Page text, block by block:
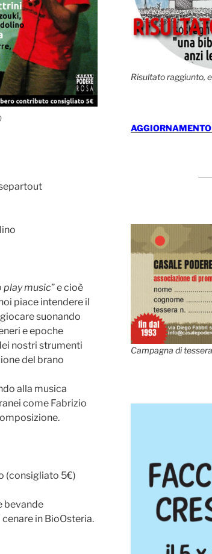
play music” e cioè
piace intendere il
suonando
e epoche
nostri strumenti
del brano
alla musica
come Fabrizio
(consigliato 5€)
bevande
in BioOsteria.
Risultato raggiunto,
Campagna di